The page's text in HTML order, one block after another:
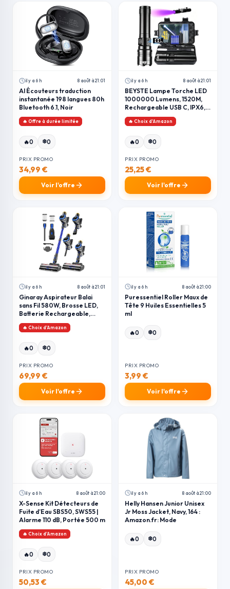
il y a 6 h 8 août à 21:01
AI Écouteurs traduction
instantanée 198 langues 80h
Bluetooth 6.1, Noir
🔥 Offre à durée limitée
🔥0 ❄️0
PRIX PROMO
34,99 €
Voir l'offre
il y a 6 h 8 août à 21:01
BEYSTE Lampe Torche LED
1000000 Lumens, 1520M,
Rechargeable USB C, IPX6, 5
Modes, Camping
🔥 Choix d'Amazon
🔥0 ❄️0
PRIX PROMO
25,25 €
Voir l'offre
il y a 6 h 8 août à 21:01
Ginaray Aspirateur Balai
sans Fil 580W, Brosse LED,
Batterie Rechargeable,
pour Poils d’Animaux, Tapis,
Sols Durs
🔥 Choix d'Amazon
🔥0 ❄️0
PRIX PROMO
69,99 €
Voir l'offre
il y a 6 h 8 août à 21:00
Puressentiel Roller Maux de
Tête 9 Huiles Essentielles 5
ml
🔥0 ❄️0
PRIX PROMO
3,99 €
Voir l'offre
il y a 6 h 8 août à 21:00
X-Sense Kit Détecteurs de
Fuite d’Eau SBS50, SWS55 |
Alarme 110 dB, Portée 500 m
🔥 Choix d'Amazon
🔥0 ❄️0
PRIX PROMO
50,53 €
il y a 6 h 8 août à 21:00
Helly Hansen Junior Unisex
Jr Moss Jacket, Navy, 164 :
Amazon.fr: Mode
🔥0 ❄️0
PRIX PROMO
45,00 €